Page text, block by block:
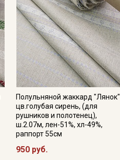
Полульняной жаккард "Лянок"
цв.голубая сирень, (для
рушников и полотенец),
ш.2.07м, лен-51%, хл-49%,
раппорт 55см
950 руб.